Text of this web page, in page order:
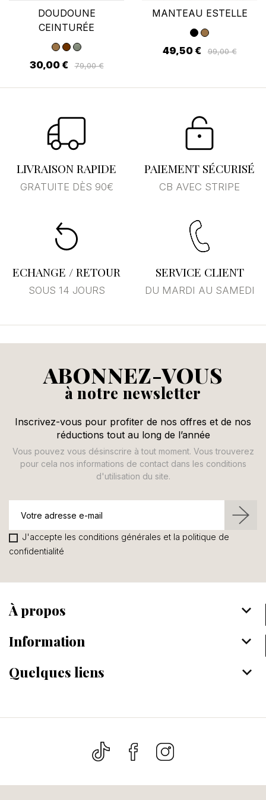
DOUDOUNE
CEINTURÉE
30,00 € 79,00 €
MANTEAU ESTELLE
49,50 € 99,00 €
LIVRAISON RAPIDE
GRATUITE DÈS 90€
PAIEMENT SÉCURISÉ
CB AVEC STRIPE
ECHANGE / RETOUR
SOUS 14 JOURS
SERVICE CLIENT
DU MARDI AU SAMEDI
ABONNEZ-VOUS
à notre newsletter
Inscrivez-vous pour profiter de nos offres et de nos
réductions tout au long de l’année
Vous pouvez vous désinscrire à tout moment. Vous trouverez
pour cela nos informations de contact dans les conditions
d'utilisation du site.
J'accepte les conditions générales et la politique de
confidentialité
À propos keyboard_arrow_down
Information keyboard_arrow_down
Quelques liens keyboard_arrow_down